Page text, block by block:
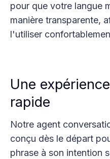
pour que votre langue
manière transparente,
l'utiliser
Une
rapide
Notre agent
conçu dès le départ
phrase à son intention